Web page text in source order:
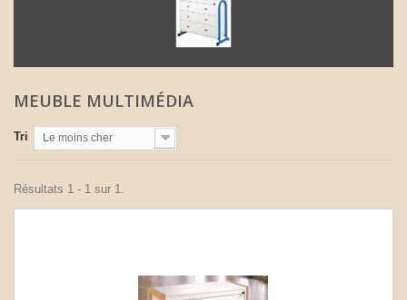
MEUBLE MULTIMÉDIA
Tri Le moins cher
Résultats 1 - 1 sur 1.